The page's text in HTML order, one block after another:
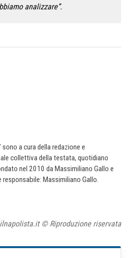
analizzare”.
a cura della redazione e
collettiva della testata, quotidiano
nel 2010 da Massimiliano Gallo e
Massimiliano Gallo.
ilnapolista.it © Riproduzione riservata